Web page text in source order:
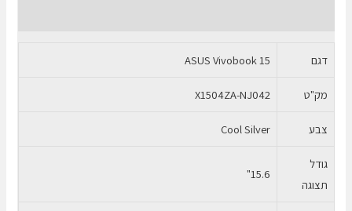
512GB
דגם ASUS Vivobook 15
מק"ט X1504ZA-NJ042
צבע Cool Silver
גודל
תצוגה
15.6"